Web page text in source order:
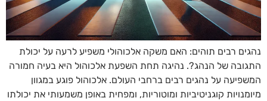
נהגים רבים תוהים: האם משקה אלכוהולי משפיע לרעה על יכולת
התגובה של הנהג?. נהיגה תחת השפעת אלכוהול היא בעיה חמורה
המשפיעה על נהגים רבים ברחבי העולם. אלכוהול פוגע במגוון
מיומנויות קוגניטיביות ומוטוריות, ומפחית באופן משמעותי את יכולתו